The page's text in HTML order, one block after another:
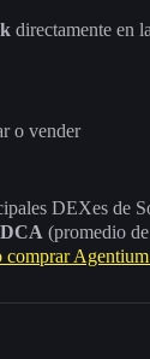
directamente en la
o vender
DEXes de
DCA (promedio
comprar